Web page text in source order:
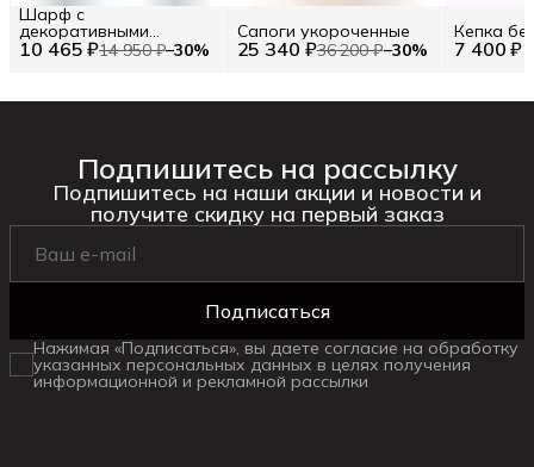
10 465 ₽14 950 ₽−30%
Шарф с
декоративными
элементами TWINSET 25 340 ₽36 200 ₽−30%
Сапоги укороченные
7 400 ₽
Кепка
Подпишитесь на рассылку
Подпишитесь на наши акции и новости и
получите скидку на первый заказ
Подписаться
Нажимая «Подписаться», вы даете согласие на обработку
указанных персональных данных в целях получения
информационной и рекламной рассылки